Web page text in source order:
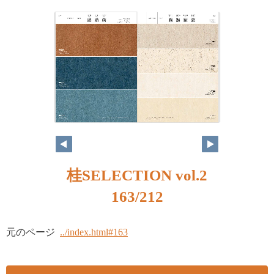
桂SELECTION vol.2
163/212
元のページ ../index.html#163